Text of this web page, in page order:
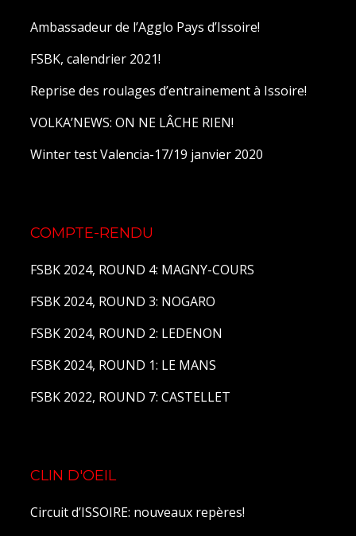
Ambassadeur de l’Agglo Pays d’Issoire!
FSBK, calendrier 2021!
Reprise des roulages d’entrainement à Issoire!
VOLKA’NEWS: ON NE LÂCHE RIEN!
Winter test Valencia-17/19 janvier 2020
COMPTE-RENDU
FSBK 2024, ROUND 4: MAGNY-COURS
FSBK 2024, ROUND 3: NOGARO
FSBK 2024, ROUND 2: LEDENON
FSBK 2024, ROUND 1: LE MANS
FSBK 2022, ROUND 7: CASTELLET
CLIN D'OEIL
Circuit d’ISSOIRE: nouveaux repères!